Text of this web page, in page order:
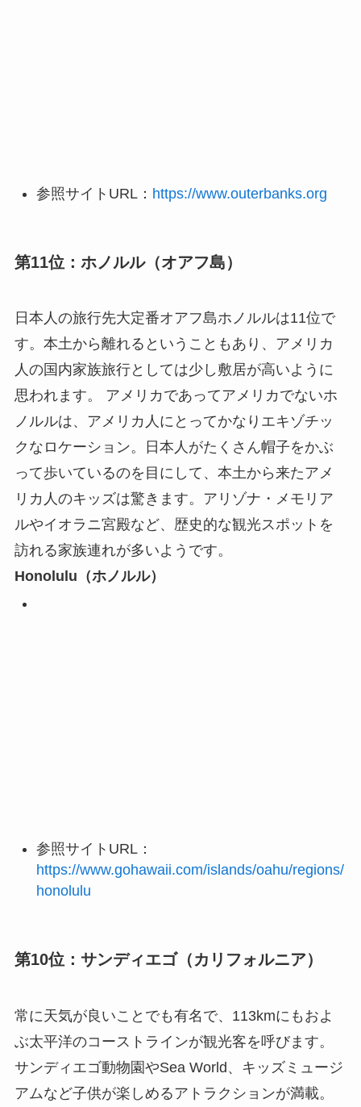
参照サイトURL： https://www.outerbanks.org
第11位：ホノルル（オアフ島）
日本人の旅行先大定番オアフ島ホノルルは11位で
す。本土から離れるということもあり、アメリカ
人の国内家族旅行としては少し敷居が高いように
思われます。 アメリカであってアメリカでないホ
ノルルは、アメリカ人にとってかなりエキゾチッ
クなロケーション。日本人がたくさん帽子をかぶ
って歩いているのを目にして、本土から来たアメ
リカ人のキッズは驚きます。アリゾナ・メモリア
ルやイオラニ宮殿など、歴史的な観光スポットを
訪れる家族連れが多いようです。
Honolulu（ホノルル）
参照サイトURL：
https://www.gohawaii.com/islands/oahu/regions/
honolulu
第10位：サンディエゴ（カリフォルニア）
常に天気が良いことでも有名で、113kmにもおよ
ぶ太平洋のコーストラインが観光客を呼びます。
サンディエゴ動物園やSea World、キッズミュージ
アムなど子供が楽しめるアトラクションが満載。